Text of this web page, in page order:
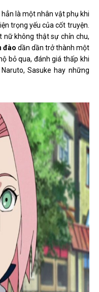
hẳn là một nhân vật phụ khi
trọng yếu của cốt truyện.
nữ không thật sự chỉn chu,
đào dần dần trở thành một
bỏ qua, đánh giá thấp khi
Sasuke hay những